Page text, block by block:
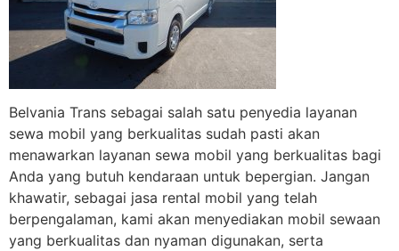
Belvania Trans sebagai salah satu penyedia layanan
sewa mobil yang berkualitas sudah pasti akan
menawarkan layanan sewa mobil yang berkualitas bagi
Anda yang butuh kendaraan untuk bepergian. Jangan
khawatir, sebagai jasa rental mobil yang telah
berpengalaman, kami akan menyediakan mobil sewaan
yang berkualitas dan nyaman digunakan, serta